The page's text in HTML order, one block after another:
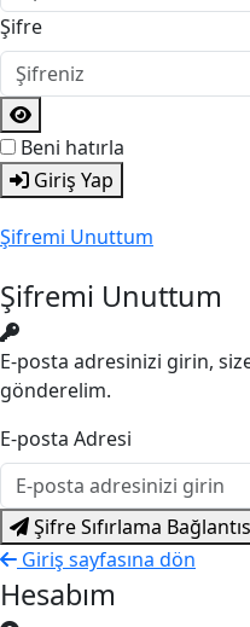
Şifre
Beni hatırla
Giriş Yap
Şifremi Unuttum
Şifremi Unuttum
E-posta adresinizi girin,
gönderelim.
E-posta Adresi
Şifre Sıfırlama
Giriş sayfasına dön
Hesabım